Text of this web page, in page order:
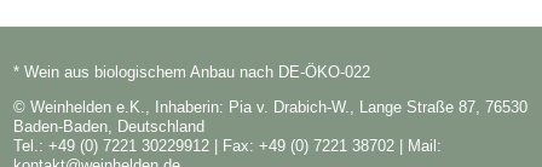
* Wein aus biologischem Anbau nach DE-ÖKO-022
© Weinhelden e.K., Inhaberin: Pia v. Drabich-W., Lange Straße 87, 76530
Baden-Baden, Deutschland
Tel.: +49 (0) 7221 30229912
| Fax: +49 (0) 7221 38702 | Mail: